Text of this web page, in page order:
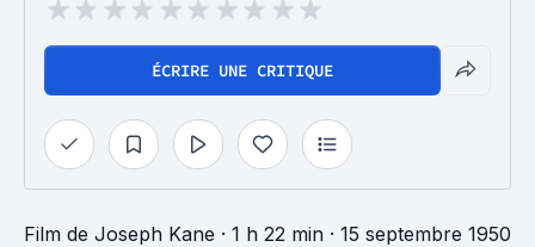
ÉCRIRE UNE CRITIQUE
Film de Joseph Kane · 1 h 22 min · 15 septembre 1950